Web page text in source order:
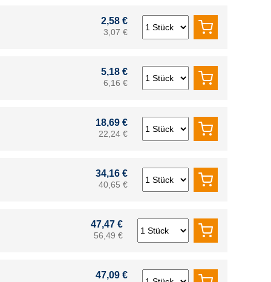
2,58 €
3,07 €
5,18 €
6,16 €
18,69 €
22,24 €
34,16 €
40,65 €
47,47 €
56,49 €
47,09 €